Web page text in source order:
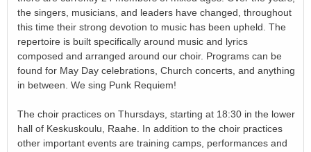
the singers, musicians, and leaders have changed, throughout
this time their strong devotion to music has been upheld. The
repertoire is built specifically around music and lyrics
composed and arranged around our choir. Programs can be
found for May Day celebrations, Church concerts, and anything
in between. We sing Punk Requiem!
The choir practices on Thursdays, starting at 18:30 in the lower
hall of Keskuskoulu, Raahe. In addition to the choir practices
other important events are training camps, performances and